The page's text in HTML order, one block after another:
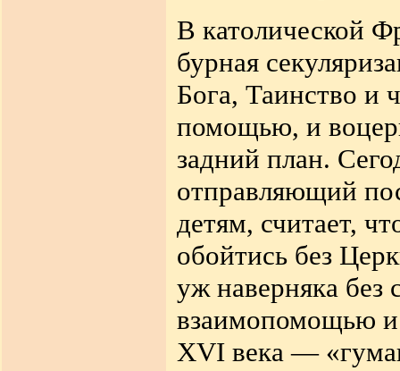
В католической
бурная
Бога, Таинство и
помощью, и
задний план.
отправляющий
детям, считает,
обойтись без
уж наверняка без
взаимопомощью
XVI века —